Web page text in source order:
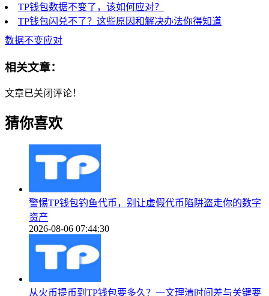
TP钱包数据不变了，该如何应对？
TP钱包闪兑不了？这些原因和解决办法你得知道
数据不变应对
相关文章：
文章已关闭评论！
猜你喜欢
警惕TP钱包钓鱼代币，别让虚假代币陷阱盗走你的数字
资产
2026-08-06 07:44:30
从火币提币到TP钱包要多久？一文理清时间差与关键要